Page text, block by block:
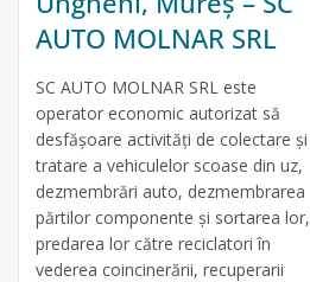
AUTO MOLNAR SRL
SC AUTO MOLNAR SRL este
operator economic autorizat să
desfăşoare activităţi de colectare şi
tratare a vehiculelor scoase din uz,
dezmembrări auto, dezmembrarea
părtilor componente și sortarea lor,
predarea lor către reciclatori în
vederea coincinerării, recuperarii